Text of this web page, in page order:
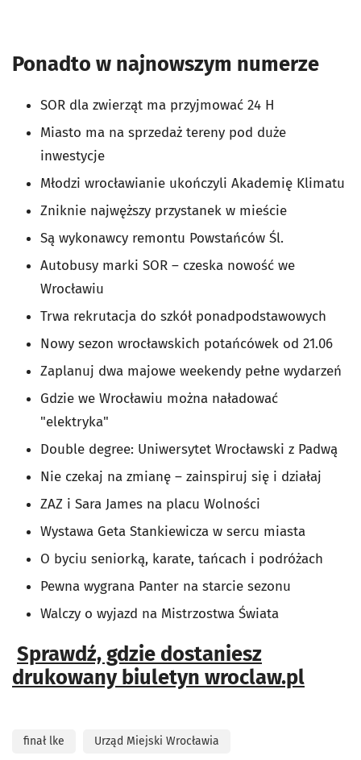
Ponadto w najnowszym numerze
SOR dla zwierząt ma przyjmować 24 H
Miasto ma na sprzedaż tereny pod duże
inwestycje
Młodzi wrocławianie ukończyli Akademię Klimatu
Zniknie najwęższy przystanek w mieście
Są wykonawcy remontu Powstańców Śl.
Autobusy marki SOR – czeska nowość we
Wrocławiu
Trwa rekrutacja do szkół ponadpodstawowych
Nowy sezon wrocławskich potańcówek od 21.06
Zaplanuj dwa majowe weekendy pełne wydarzeń
Gdzie we Wrocławiu można naładować
"elektryka"
Double degree: Uniwersytet Wrocławski z Padwą
Nie czekaj na zmianę – zainspiruj się i działaj
ZAZ i Sara James na placu Wolności
Wystawa Geta Stankiewicza w sercu miasta
O byciu seniorką, karate, tańcach i podróżach
Pewna wygrana Panter na starcie sezonu
Walczy o wyjazd na Mistrzostwa Świata
Sprawdź, gdzie dostaniesz
drukowany biuletyn wroclaw.pl
finał lke Urząd Miejski Wrocławia